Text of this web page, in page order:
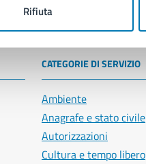
Rifiuta
Comune di Napoli
CATEGORIE DI SERVIZIO
Ambiente
Anagrafe e stato civile
Autorizzazioni
Cultura e tempo libero